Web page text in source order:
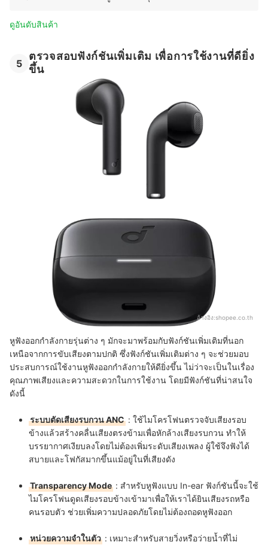
ดูอันดับสินค้า
5
ตรวจสอบฟังก์ชันเพิ่มเติม เพื่อการใช้งานที่ดียิ่ง
ขึ้น
อ้างอิง:shopee.co.th
หูฟังออกกำลังกายรุ่นต่าง ๆ มักจะมาพร้อมกับฟังก์ชันเพิ่มเติมที่นอก
เหนือจากการขับเสียงตามปกติ ซึ่งฟังก์ชันเพิ่มเติมต่าง ๆ จะช่วยมอบ
ประสบการณ์ใช้งานหูฟังออกกำลังกายให้ดียิ่งขึ้น ไม่ว่าจะเป็นในเรื่อง
คุณภาพเสียงและความสะดวกในการใช้งาน โดยมีฟังก์ชันที่น่าสนใจ
ดังนี้
ระบบตัดเสียงรบกวน ANC : ใช้ไมโครโฟนตรวจจับเสียงรอบ
ข้างแล้วสร้างคลื่นเสียงตรงข้ามเพื่อหักล้างเสียงรบกวน ทำให้
บรรยากาศเงียบลงโดยไม่ต้องเพิ่มระดับเสียงเพลง ผู้ใช้จึงฟังได้
สบายและโฟกัสมากขึ้นแม้อยู่ในที่เสียงดัง
Transparency Mode : สำหรับหูฟังแบบ In-ear ฟังก์ชันนี้จะใช้
ไมโครโฟนดูดเสียงรอบข้างเข้ามาเพื่อให้เราได้ยินเสียงรถหรือ
คนรอบตัว ช่วยเพิ่มความปลอดภัยโดยไม่ต้องถอดหูฟังออก
หน่วยความจำในตัว : เหมาะสำหรับสายวิ่งหรือว่ายน้ำที่ไม่